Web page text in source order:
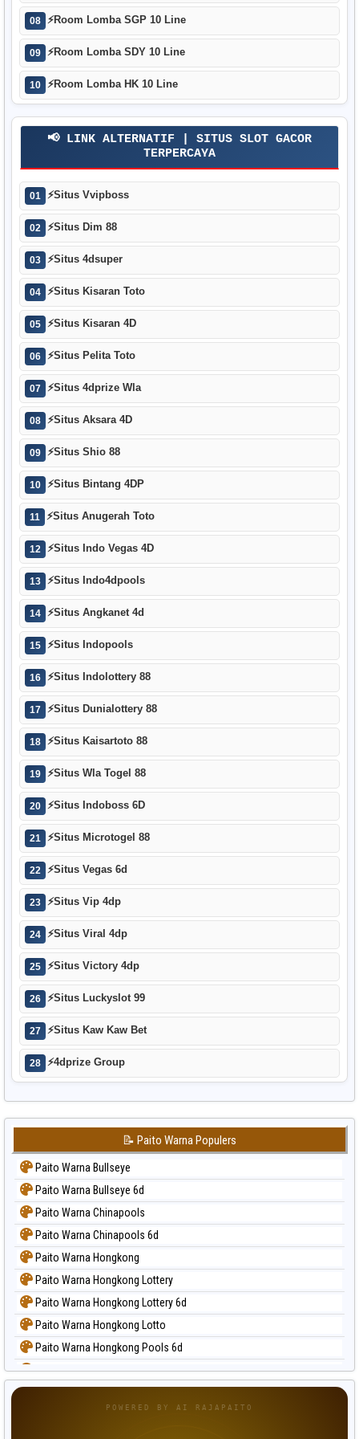
08 ⚡Room Lomba SGP 10 Line
09 ⚡Room Lomba SDY 10 Line
10 ⚡Room Lomba HK 10 Line
📢 LINK ALTERNATIF | SITUS SLOT GACOR
TERPERCAYA
01 ⚡Situs Vvipboss
02 ⚡Situs Dim 88
03 ⚡Situs 4dsuper
04 ⚡Situs Kisaran Toto
05 ⚡Situs Kisaran 4D
06 ⚡Situs Pelita Toto
07 ⚡Situs 4dprize Wla
08 ⚡Situs Aksara 4D
09 ⚡Situs Shio 88
10 ⚡Situs Bintang 4DP
11 ⚡Situs Anugerah Toto
12 ⚡Situs Indo Vegas 4D
13 ⚡Situs Indo4dpools
14 ⚡Situs Angkanet 4d
15 ⚡Situs Indopools
16 ⚡Situs Indolottery 88
17 ⚡Situs Dunialottery 88
18 ⚡Situs Kaisartoto 88
19 ⚡Situs Wla Togel 88
20 ⚡Situs Indoboss 6D
21 ⚡Situs Microtogel 88
22 ⚡Situs Vegas 6d
23 ⚡Situs Vip 4dp
24 ⚡Situs Viral 4dp
25 ⚡Situs Victory 4dp
26 ⚡Situs Luckyslot 99
27 ⚡Situs Kaw Kaw Bet
28 ⚡4dprize Group
📝 Paito Warna Populers
Paito Warna Bullseye
Paito Warna Bullseye 6d
Paito Warna Chinapools
Paito Warna Chinapools 6d
Paito Warna Hongkong
Paito Warna Hongkong Lottery
Paito Warna Hongkong Lottery 6d
Paito Warna Hongkong Lotto
Paito Warna Hongkong Pools 6d
Paito Warna Japan
POWERED BY AI RAJAPAITO